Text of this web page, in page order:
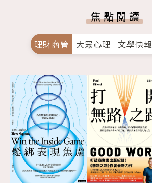
焦點閱讀
理財商管 大眾心理 文學快報